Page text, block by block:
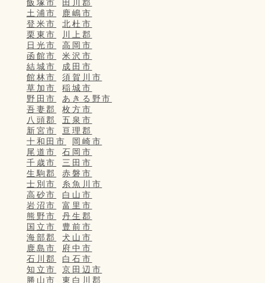
飯塚市
田川郡
土浦市
鹿嶋市
登米市
北杜市
栗東市
川上郡
日光市
高岡市
函館市
米沢市
結城市
成田市
館林市
須賀川市
草加市
稲城市
野田市
あきる野市
吾妻郡
枚方市
八頭郡
五泉市
新宮市
亘理郡
十和田市
岡崎市
尾道市
石岡市
千歳市
三田市
生駒郡
赤磐市
士別市
糸魚川市
高砂市
白山市
岩沼市
富里市
熊野市
丹生郡
国立市
豊前市
海部郡
犬山市
鹿島市
府中市
石川郡
白石市
知立市
京田辺市
勝山市
東白川郡